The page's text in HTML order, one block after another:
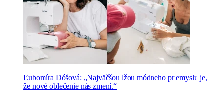
Ľubomíra Dóšová: „Najväčšou lžou módneho priemyslu je,
že nové oblečenie nás zmení.“